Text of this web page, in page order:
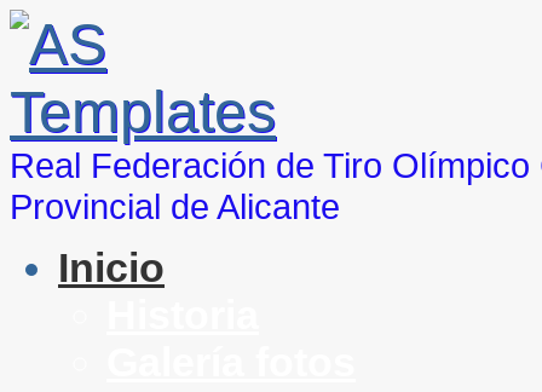
Real Federación de Tiro
Provincial de Alicante
Inicio